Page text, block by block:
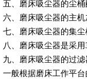
五、磨床吸尘器的尘
六、磨床吸尘器的主
七、磨床吸尘器的集
八、磨床吸尘器是采
九、磨床吸尘器的过
一般根据磨床工作平